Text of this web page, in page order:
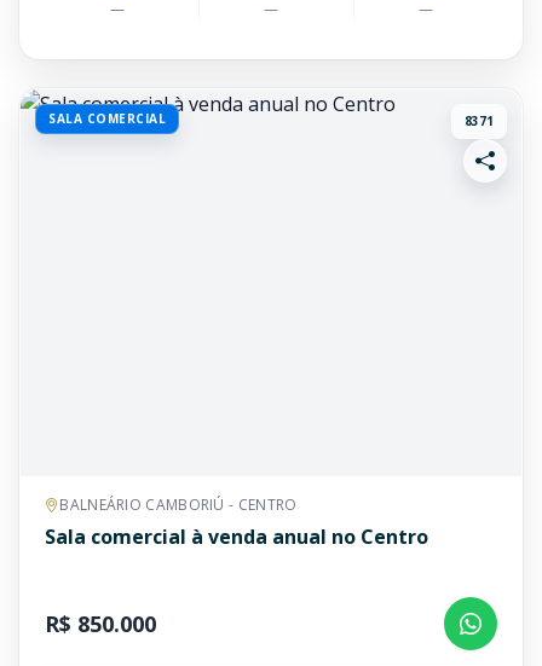
— — —
SALA COMERCIAL 8371
BALNEÁRIO CAMBORIÚ - CENTRO
Sala comercial à venda anual no Centro
R$ 850.000